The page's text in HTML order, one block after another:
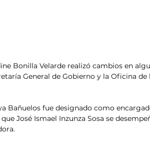
Bonilla Velarde realizó cambios en
General de Gobierno y la Oficina
Bañuelos fue designado como
José Ismael Inzunza Sosa se